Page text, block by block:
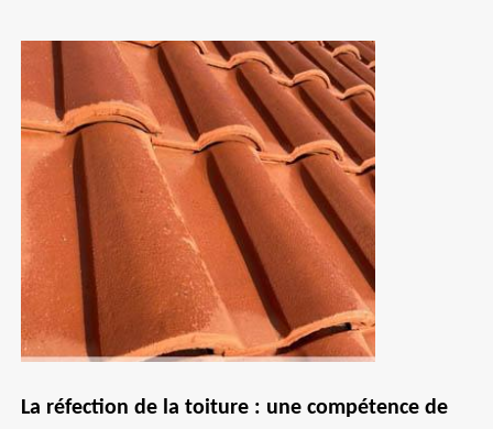
La réfection de la toiture : une compétence de